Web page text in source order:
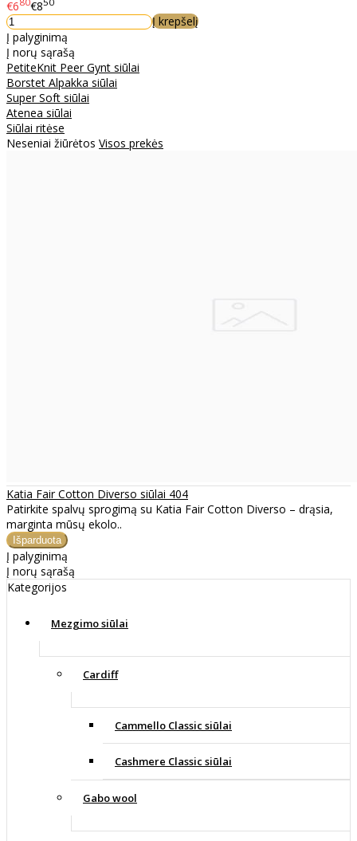
€6 €8
Į krepšelį
Į palyginimą
Į norų sąrašą
PetiteKnit Peer Gynt siūlai
Borstet Alpakka siūlai
Super Soft siūlai
Atenea siūlai
Siūlai ritėse
Neseniai žiūrėtos Visos prekės
Katia Fair Cotton Diverso siūlai 404
Patirkite spalvų sprogimą su Katia Fair Cotton Diverso – drąsia,
marginta mūsų ekolo..
Į palyginimą
Į norų sąrašą
Kategorijos
Mezgimo siūlai
Cardiff
Cammello Classic siūlai
Cashmere Classic siūlai
Gabo wool